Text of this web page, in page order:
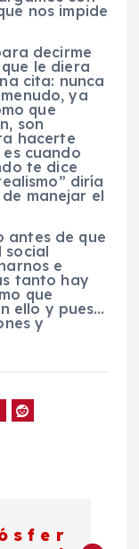
nos impide
decirme
le diera
cita: nunca
ya
que
son
hacerte
cuando
te dice
diría
manejar el
antes de que
social
e
tanto hay
que
ello y pues…
y
s f e r